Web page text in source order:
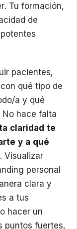
Tu formación,
de
pacientes,
qué tipo de
a y qué
hace falta
claridad te
y a qué
Visualizar
personal
clara y
a tus
hacer un
puntos fuertes,